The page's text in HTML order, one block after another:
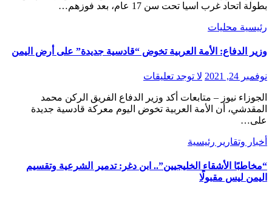
بطولة اتحاد غرب اسيا تحت سن 17 عام، بعد فوزهم…
رئيسية محليات
وزير الدفاع: الأمة العربية تخوض “قادسية جديدة” على أرض اليمن
نوفمبر 24, 2021 لا توجد تعليقات
المقدشي، أن الأمة العربية تخوض اليوم معركة قادسية جديدة
على…
أخبار وتقارير رئيسية
“مخاطبًا الأشقاء الخليجيين”.. ابن دغر: تدمير الشرعية وتقسيم
اليمن ليس مقبولًا